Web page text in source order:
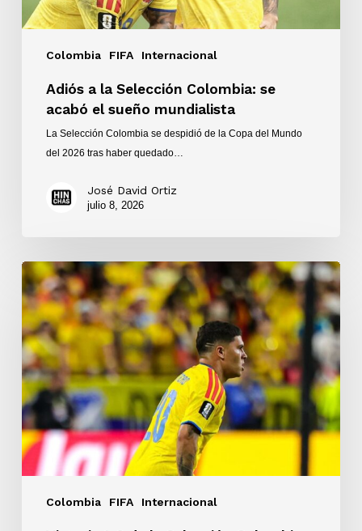
Colombia FIFA Internacional
Adiós a la Selección Colombia: se
acabó el sueño mundialista
La Selección Colombia se despidió de la Copa del Mundo
del 2026 tras haber quedado…
José David Ortiz
julio 8, 2026
Colombia FIFA Internacional
Victoria
1-
0
de
la
Selección
Colombia
ante
la
Selección
de